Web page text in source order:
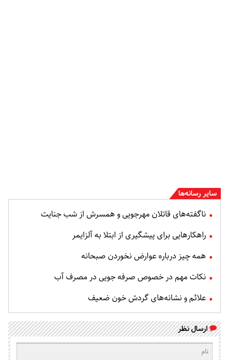
سایر رسانه‌ها
ناگفته‌های قاتلان مهرجویی و همسرش از شب جنایت
راهکارهایی برای پیشگیری از ابتلا به آلزایمر
همه چیز درباره عوارض نخوردن صبحانه
نکات مهم در خصوص صرفه جویی در مصرف آب
علائم و نشانه‌های گردش خون ضعیف
ارسال نظر